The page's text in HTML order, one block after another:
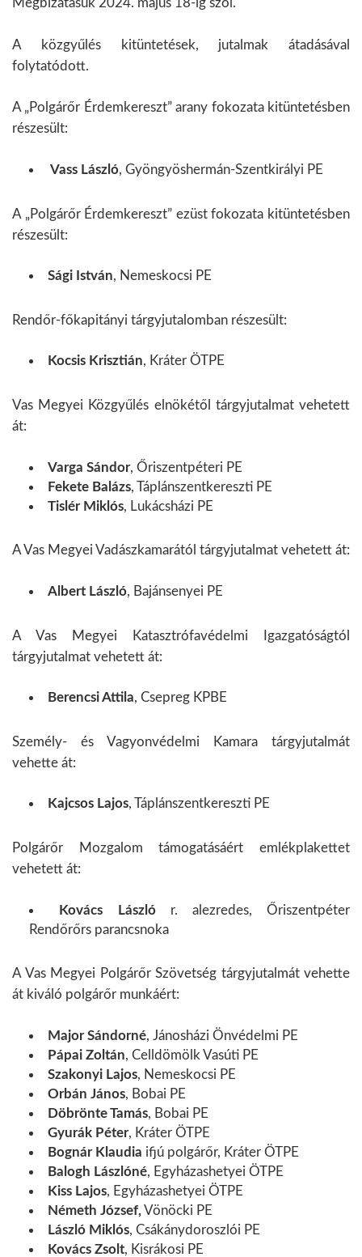
Megbízatásuk 2024. május 18-ig szól.
A közgyűlés kitüntetések, jutalmak átadásával
folytatódott.
A „Polgárőr Érdemkereszt” arany fokozata kitüntetésben
részesült:
Vass László, Gyöngyöshermán-Szentkirályi PE
A „Polgárőr Érdemkereszt” ezüst fokozata kitüntetésben
részesült:
Sági István, Nemeskocsi PE
Rendőr-főkapitányi tárgyjutalomban részesült:
Kocsis Krisztián, Kráter ÖTPE
Vas Megyei Közgyűlés elnökétől tárgyjutalmat vehetett
át:
Varga Sándor, Őriszentpéteri PE
Fekete Balázs, Táplánszentkereszti PE
Tislér Miklós, Lukácsházi PE
A Vas Megyei Vadászkamarától tárgyjutalmat vehetett át:
Albert László, Bajánsenyei PE
A Vas Megyei Katasztrófavédelmi Igazgatóságtól
tárgyjutalmat vehetett át:
Berencsi Attila, Csepreg KPBE
Személy- és Vagyonvédelmi Kamara tárgyjutalmát
vehette át:
Kajcsos Lajos, Táplánszentkereszti PE
Polgárőr Mozgalom támogatásáért emlékplakettet
vehetett át:
Kovács Lászlór. alezredes, Őriszentpéter
Rendőrőrs parancsnoka
A Vas Megyei Polgárőr Szövetség tárgyjutalmát vehette
át kiváló polgárőr munkáért:
Major Sándorné, Jánosházi Önvédelmi PE
Pápai Zoltán, Celldömölk Vasúti PE
Szakonyi Lajos, Nemeskocsi PE
Orbán János, Bobai PE
Döbrönte Tamás, Bobai PE
Gyurák Péter, Kráter ÖTPE
Bognár Klaudia ifjú polgárőr, Kráter ÖTPE
Balogh Lászlóné, Egyházashetyei ÖTPE
Kiss Lajos, Egyházashetyei ÖTPE
Németh József, Vönöcki PE
László Miklós, Csákánydoroszlói PE
Kovács Zsolt, Kisrákosi PE